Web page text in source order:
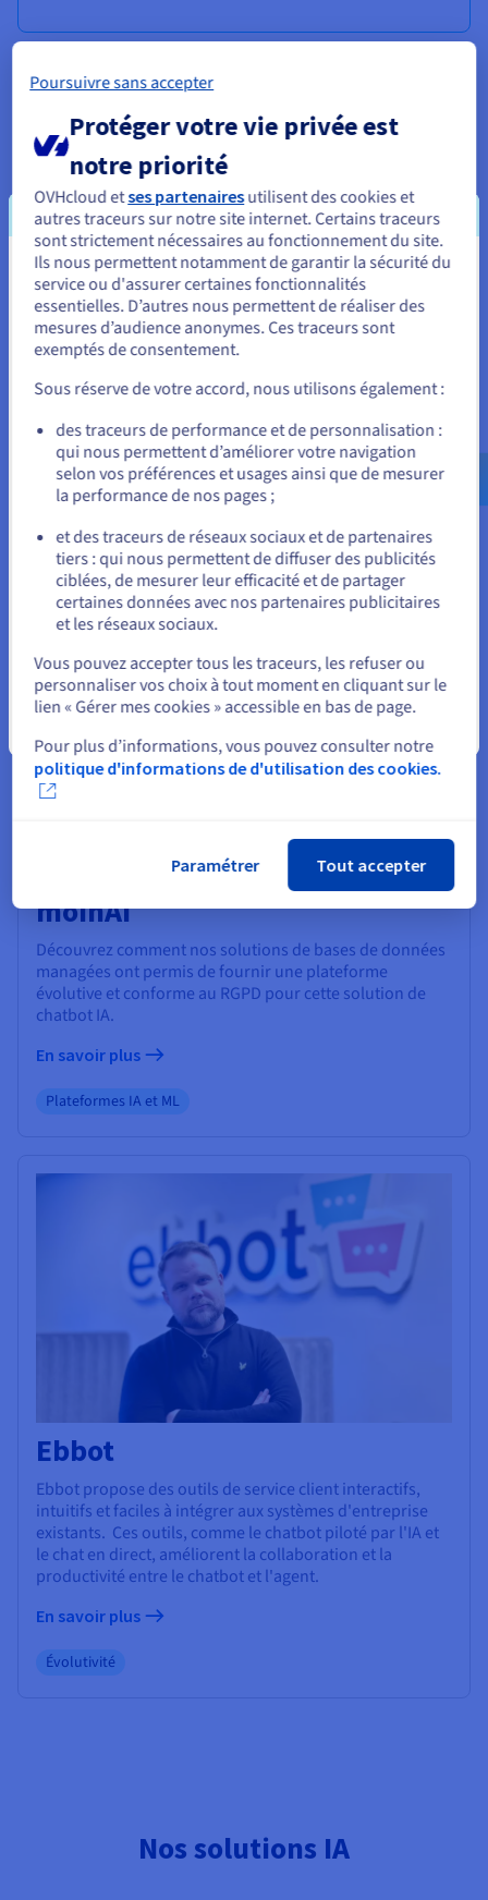
Plus de 80 services au meilleur rapport
performance-prix
Maîtrisez votre budget grâce à notre facturation
prévisible : la tarification initiale vous aide à mieux
planifier vos projets d’intelligence artificielle. De plus,
profitez gratuitement du service Managed Kubernetes
Service avec nos GPU.
Études de cas
moinAI
Découvrez comment nos solutions de bases de données
managées ont permis de fournir une plateforme
évolutive et conforme au RGPD pour cette solution de
chatbot IA.
En savoir plus
Plateformes IA et ML
Ebbot
Ebbot propose des outils de service client interactifs,
intuitifs et faciles à intégrer aux systèmes d'entreprise
existants. Ces outils, comme le chatbot piloté par l'IA et
le chat en direct, améliorent la collaboration et la
productivité entre le chatbot et l'agent.
En savoir plus
Évolutivité
Nos solutions IA
Vous semblez être localisé en États-
Unis.
Pour commander, rendez-vous sur le site de votre pays (États-
Allez sur le site États-Unis
us.ovhcloud.com/lp Anglais USD - $
ou
Rester sur le site actuel
Sélectionner un autre site web
Poursuivre sans accepter
Protéger votre vie privée est
notre priorité
OVHcloud etses partenairesutilisent des cookies et
autres traceurs sur notre site internet. Certains traceurs
sont strictement nécessaires au fonctionnement du site.
Ils nous permettent notamment de garantir la sécurité du
service ou d'assurer certaines fonctionnalités
essentielles. D’autres nous permettent de réaliser des
mesures d’audience anonymes. Ces traceurs sont
exemptés de consentement.
Sous réserve de votre accord, nous utilisons également :
des traceurs de performance et de personnalisation :
qui nous permettent d’améliorer votre navigation
selon vos préférences et usages ainsi que de mesurer
la performance de nos pages ;
et des traceurs de réseaux sociaux et de partenaires
tiers : qui nous permettent de diffuser des publicités
ciblées, de mesurer leur efficacité et de partager
certaines données avec nos partenaires publicitaires
et les réseaux sociaux.
Vous pouvez accepter tous les traceurs, les refuser ou
personnaliser vos choix à tout moment en cliquant sur le
lien « Gérer mes cookies » accessible en bas de page.
Pour plus d’informations, vous pouvez consulter notre
politique d'informations de d'utilisation des cookies.
Paramétrer Tout accepter